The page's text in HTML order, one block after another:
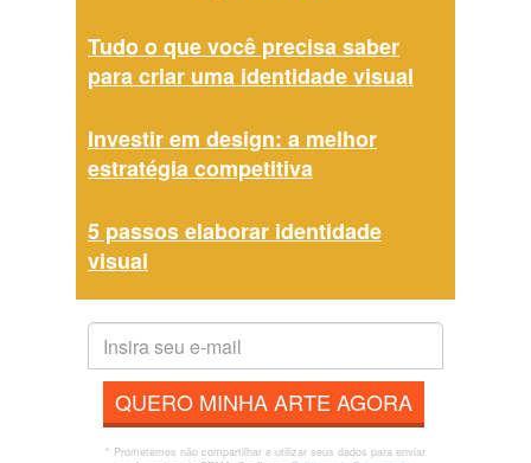
Tudo o que você precisa saber
para criar uma identidade visual
Investir em design: a melhor
estratégia competitiva
5 passos elaborar identidade
visual
QUERO MINHA ARTE AGORA
* Prometemos não compartilhar e utilizar seus dados para enviar